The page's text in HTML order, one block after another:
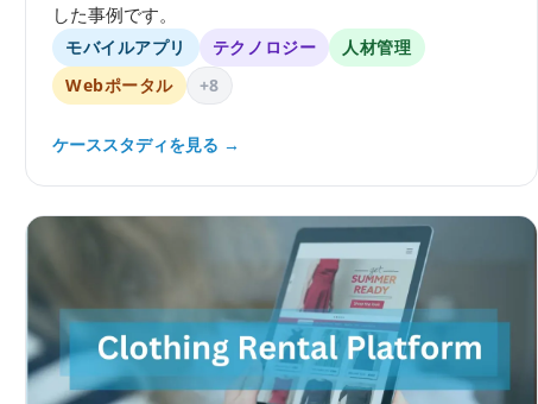
した事例です。
モバイルアプリ テクノロジー
人材管理
Webポータル
+8
ケーススタディを見る →